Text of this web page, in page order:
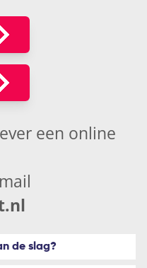
een online
de slag?